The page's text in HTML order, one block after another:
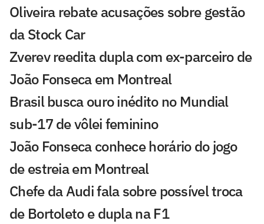
Oliveira rebate acusações sobre gestão
da Stock Car
Zverev reedita dupla com ex-parceiro de
João Fonseca em Montreal
Brasil busca ouro inédito no Mundial
sub-17 de vôlei feminino
João Fonseca conhece horário do jogo
de estreia em Montreal
Chefe da Audi fala sobre possível troca
de Bortoleto e dupla na F1